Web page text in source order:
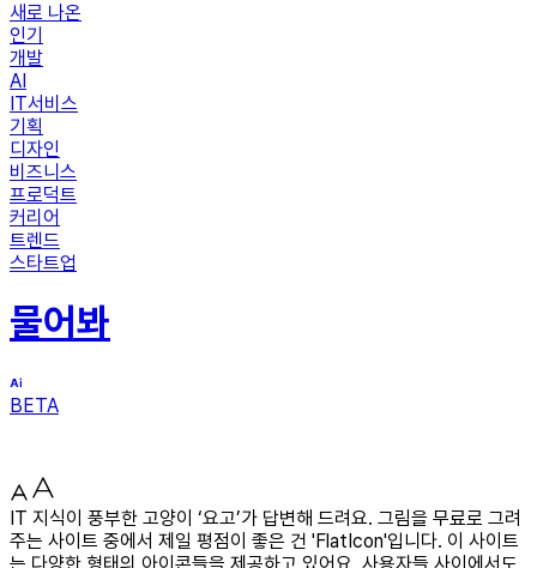
새로 나온
인기
개발
AI
IT서비스
기획
디자인
비즈니스
프로덕트
커리어
트렌드
스타트업
물어봐
BETA
IT 지식이 풍부한 고양이 ‘요고’가 답변해 드려요. 그림을 무료로 그려
주는 사이트 중에서 제일 평점이 좋은 건 'FlatIcon'입니다. 이 사이트